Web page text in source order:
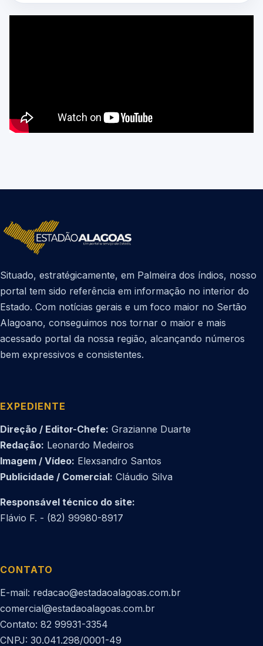
Situado, estratégicamente, em Palmeira dos índios, nosso
portal tem sido referência em informação no interior do
Estado. Com notícias gerais e um foco maior no Sertão
Alagoano, conseguimos nos tornar o maior e mais
acessado portal da nossa região, alcançando números
bem expressivos e consistentes.
EXPEDIENTE
Direção / Editor-Chefe: Grazianne Duarte
Redação: Leonardo Medeiros
Imagem / Vídeo: Elexsandro Santos
Publicidade / Comercial: Cláudio Silva
Responsável técnico do site:
Flávio F. - (82) 99980-8917
CONTATO
E-mail: redacao@estadaoalagoas.com.br
comercial@estadaoalagoas.com.br
Contato: 82 99931-3354
CNPJ: 30.041.298/0001-49